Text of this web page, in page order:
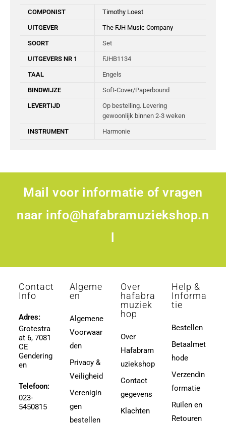
COMPONIST Timothy Loest
UITGEVER The FJH Music Company
SOORT Set
UITGEVERS NR 1 FJHB1134
TAAL Engels
BINDWIJZE Soft-Cover/Paperbound
LEVERTIJD
Op bestelling. Levering
gewoonlijk binnen 2-3 weken
INSTRUMENT Harmonie
Mail voor informatie of vragen
naar info@hafabramuziekshop.n
Contact
Info
Adres:
Grotestra
at 6, 7081
CE
Gendering
en
Telefoon:
023-
5450815
Algeme
en
Algemene
Voorwaar
den
Privacy &
Veiligheid
Verenigin
gen
bestellen
Over
hafabra
muziek
hop
Over
Hafabram
uziekshop
Contact
gegevens
Klachten
Help &
Informa
tie
Bestellen
Betaalmet
hode
Verzendin
formatie
Ruilen en
Retouren